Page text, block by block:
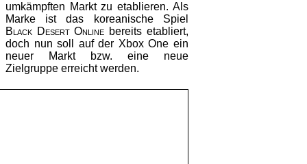
umkämpften Markt zu etablieren. Als
Marke ist das koreanische Spiel
Black Desert Online bereits etabliert,
doch nun soll auf der Xbox One ein
neuer Markt bzw. eine neue
Zielgruppe erreicht werden.